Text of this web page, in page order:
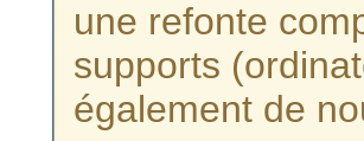
une refonte
supports
également de